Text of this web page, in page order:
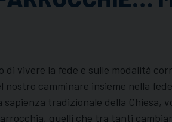
di vivere la fede e sulle modalità
camminare insieme nella
sapienza tradizionale della Chiesa,
quelli che tra tanti